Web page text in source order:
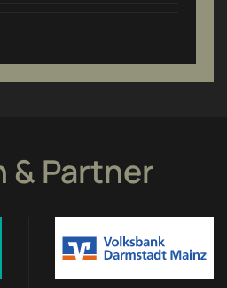
& Partner